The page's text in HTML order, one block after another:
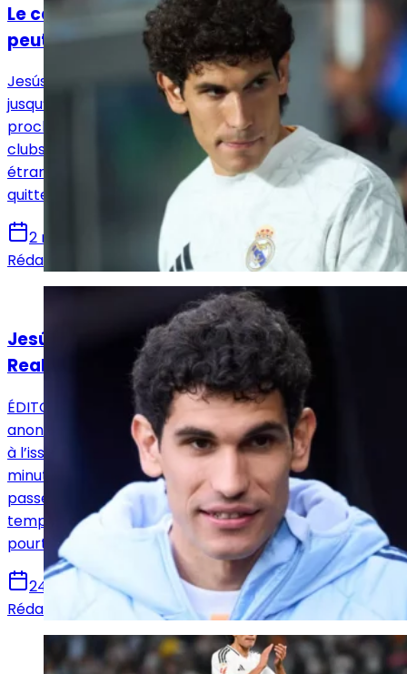
Le cas Vallejo : dix minutes, une fidélité, et
peut-être un dernier cadeau
Jesús Vallejo est sous contrat avec le Real Madrid
jusqu’en juin 2025, soit jusqu’à la fin officielle de la
prochaine saison. Mais avec la Coupe du monde des
clubs programmée fin juin aux États-Unis, un scénario
étrange pourrait se produire : le défenseur pourrait
quitter le club… en pleine compétition.
2 mai 2025
Rédaction Le Journal du Real
Jesús Vallejo, la pire recrue de l’histoire du
Real Madrid ?
ÉDITORIAL - Le défenseur central enchaîne les saisons
anonymes au sein du club madrilène. En fin de contrat
à l’issue de la saison, l'Espagnol n'a disputé que dix
minutes depuis le mois de septembre. Après cinq ans
passés dans la capitale espagnole, il est plus que
temps de se séparer du natif de Saragosse, qui n'a
pourtant pas l'étoffe d'un boulet.
24 mars 2025
Rédaction Le Journal du Real
Actualités